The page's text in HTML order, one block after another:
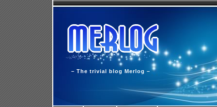
– The trivial blog Merlog –